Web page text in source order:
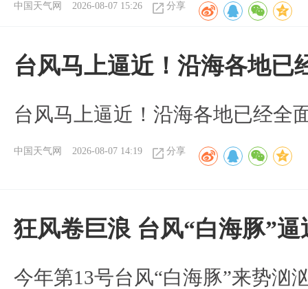
中国天气网 2026-08-07 15:26 分享
台风马上逼近！沿海各地已
台风马上逼近！沿海各地已经全
中国天气网 2026-08-07 14:19 分享
狂风卷巨浪 台风“白海豚”
今年第13号台风“白海豚”来势汹